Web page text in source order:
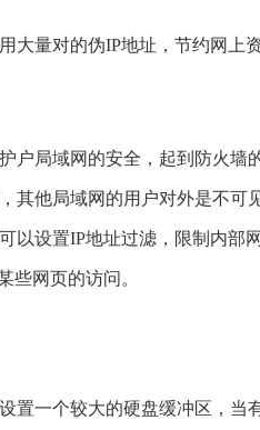
量对的伪IP地址，节约网上资
局域网的安全，起到防火墙
其他局域网的用户对外是不
以设置IP地址过滤，限制内部
些网页的访问。
一个较大的硬盘缓冲区，当